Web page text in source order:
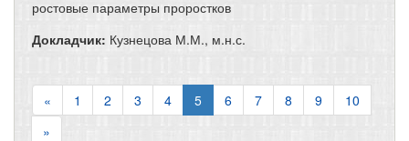
ростовые параметры проростков
Докладчик: Кузнецова М.М., м.н.с.
« 1 2 3 4 5 6 7 8 9
10
»